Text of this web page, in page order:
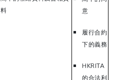
料
意
履行合約
下的義務
HKRITA
的合法利